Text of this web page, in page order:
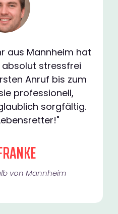
aus Mannheim hat
absolut stressfrei
Anruf bis zum
professionell,
sorgfältig.
von Mannheim​